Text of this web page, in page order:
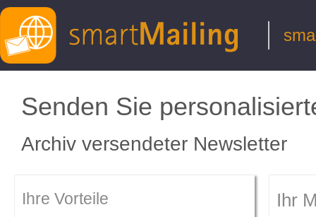
Senden Sie
Archiv versendeter Newsletter
Ihre Vorteile Ihr